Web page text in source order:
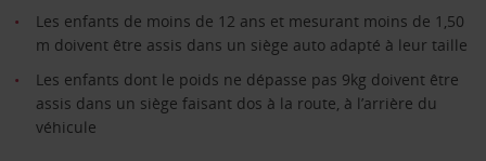
Les enfants de moins de 12 ans et mesurant moins de 1,50
m doivent être assis dans un siège auto adapté à leur taille
Les enfants dont le poids ne dépasse pas 9kg doivent être
assis dans un siège faisant dos à la route, à l’arrière du
véhicule